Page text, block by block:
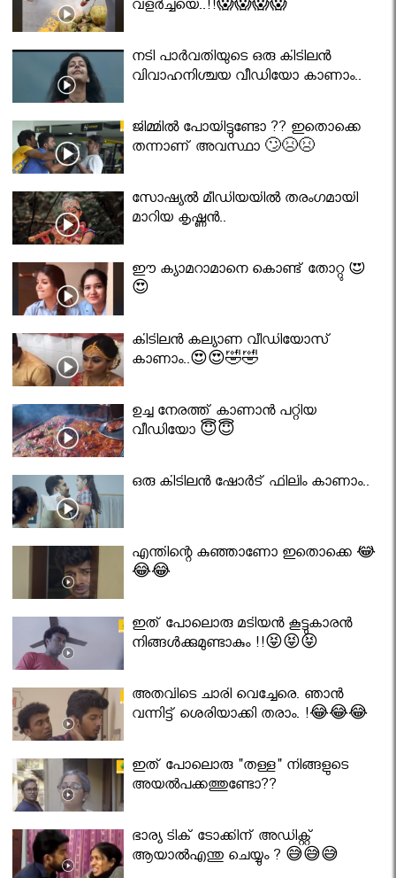
വളർച്ചയെ..!!😱😱😱😱
നടി പാർവതിയുടെ ഒരു കിടിലൻ
വിവാഹനിശ്ചയ വീഡിയോ കാണാം..
ജിമ്മിൽ പോയിട്ടുണ്ടോ ?? ഇതൊക്കെ
തന്നാണ് അവസ്ഥാ 🙄😣😣
സോഷ്യൽ മീഡിയയിൽ തരംഗമായി
മാറിയ കൃഷ്ണൻ..
ഈ ക്യാമറാമാനെ കൊണ്ട് തോറ്റു 😍
😍
കിടിലൻ കല്യാണ വീഡിയോസ്
കാണാം..😍😍🤣🤣
ഉച്ച നേരത്ത് കാണാൻ പറ്റിയ
വീഡിയോ 😇😇
ഒരു കിടിലൻ ഷോർട് ഫിലിം കാണാം..
എന്തിന്റെ കുഞ്ഞാണോ ഇതൊക്കെ 😂
😂😂
ഇത് പോലൊരു മടിയൻ കൂട്ടുകാരൻ
നിങ്ങൾക്കുമുണ്ടാകും !!😝😝😝
അതവിടെ ചാരി വെച്ചേരെ. ഞാൻ
വന്നിട്ട് ശെരിയാക്കി തരാം. !😂😂😂
ഇത് പോലൊരു "തള്ള" നിങ്ങളുടെ
അയല്‍പക്കത്തുണ്ടോ??
ഭാര്യ ടിക് ടോക്കിന് അഡിക്റ്റ്
ആയാൽഎന്തു ചെയ്യും ? 😅😅😅